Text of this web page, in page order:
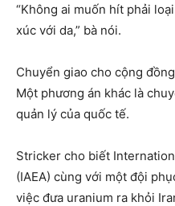
“Không ai muốn hít phải
xúc với da,” bà nói.
Chuyển giao cho cộng
Một phương án khác là
quản lý của quốc tế.
Stricker cho biết
(IAEA) cùng với một đội
việc đưa uranium ra khỏi